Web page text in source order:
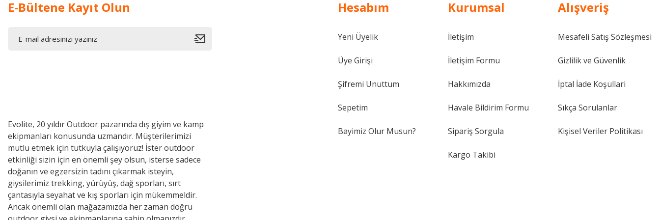
E-Bültene Kayıt Olun
Evolite, 20 yıldır Outdoor pazarında dış giyim ve kamp
ekipmanları konusunda uzmandır. Müşterilerimizi
mutlu etmek için tutkuyla çalışıyoruz! İster outdoor
etkinliği sizin için en önemli şey olsun, isterse sadece
doğanın ve egzersizin tadını çıkarmak isteyin,
giysilerimiz trekking, yürüyüş, dağ sporları, sırt
çantasıyla seyahat ve kış sporları için mükemmeldir.
Ancak önemli olan mağazamızda her zaman doğru
Hesabım
Yeni Üyelik
Üye Girişi
Şifremi Unuttum
Sepetim
Bayimiz Olur Musun?
Kurumsal
İletişim
İletişim Formu
Hakkımızda
Havale Bildirim Formu
Sipariş Sorgula
Kargo Takibi
Alışveriş
Mesafeli Satış Sözleşmesi
Gizlilik ve Güvenlik
İptal İade Koşullari
Sıkça Sorulanlar
Kişisel Veriler Politikası